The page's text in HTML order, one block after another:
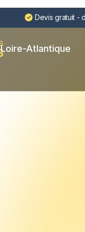
Loire-Atlantique
Devis gratuit -